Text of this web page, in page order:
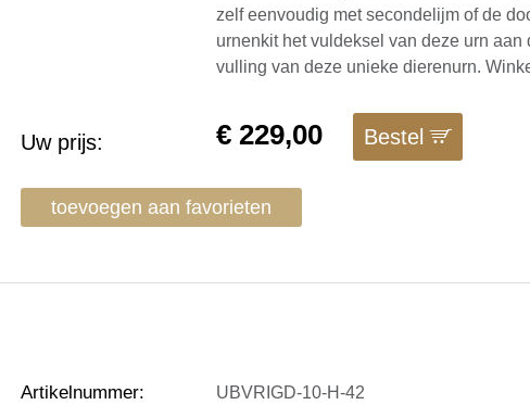
zelf eenvoudig met secondelijm of de
urnenkit het vuldeksel van deze urn
vulling van deze unieke dierenurn.
Uw prijs: €229,00 Bestel
toevoegen aan favorieten
Artikelnummer: UBVRIGD-10-H-42